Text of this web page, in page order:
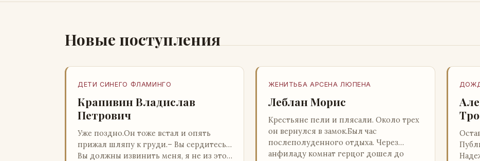
Новые поступления
ДЕТИ СИНЕГО ФЛАМИНГО
Крапивин Владислав
Петрович
Уже поздно.Он тоже встал и опять
прижал шляпу к груди.– Вы сердитесь…
Вы должны извинить меня, я не из этой
ЖЕНИТЬБА АРСЕНА ЛЮПЕНА
Леблан Морис
Крестьяне пели и плясали. Около трех
он вернулся в замок.Был час
послеполуденного отдыха. Через
анфиладу комнат герцог дошел до